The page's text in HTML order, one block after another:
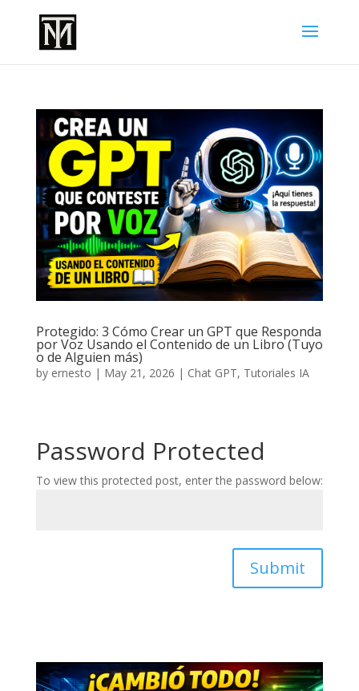
Protegido: 3 Cómo Crear un GPT que Responda
por Voz Usando el Contenido de un Libro (Tuyo
o de Alguien más)
by ernesto | May 21, 2026 | Chat GPT, Tutoriales IA
Password Protected
To view this protected post, enter the password below:
Submit